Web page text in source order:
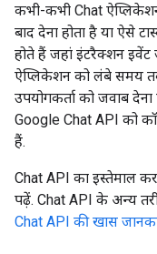
कभी-कभी Chat
बाद देना होता है या ऐसे
होते हैं जहां इंटरैक्शन
ऐप्लिकेशन को लंबे समय
उपयोगकर्ता को जवाब
Google Chat API को
हैं.
Chat API का इस्तेमाल
पढ़ें. Chat API के अन्य
Chat API की खास